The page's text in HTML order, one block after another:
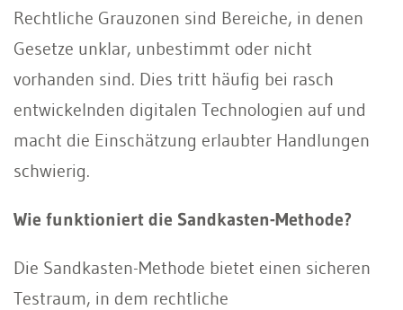
Rechtliche Grauzonen sind Bereiche, in denen
Gesetze unklar, unbestimmt oder nicht
vorhanden sind. Dies tritt häufig bei rasch
entwickelnden digitalen Technologien auf und
macht die Einschätzung erlaubter Handlungen
schwierig.
Wie funktioniert die Sandkasten-Methode?
Die Sandkasten-Methode bietet einen sicheren
Testraum, in dem rechtliche